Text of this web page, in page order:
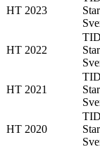
HT 2023
HT 2022
HT 2021
HT 2020